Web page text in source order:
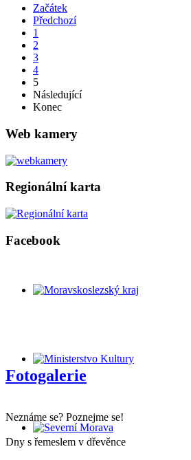
Začátek
Předchozí
1
2
3
4
5
Následující
Konec
Web kamery
Regionální karta
Facebook
Fotogalerie
Neznáme se? Poznejme se!
Dny s řemeslem v dřevěnce